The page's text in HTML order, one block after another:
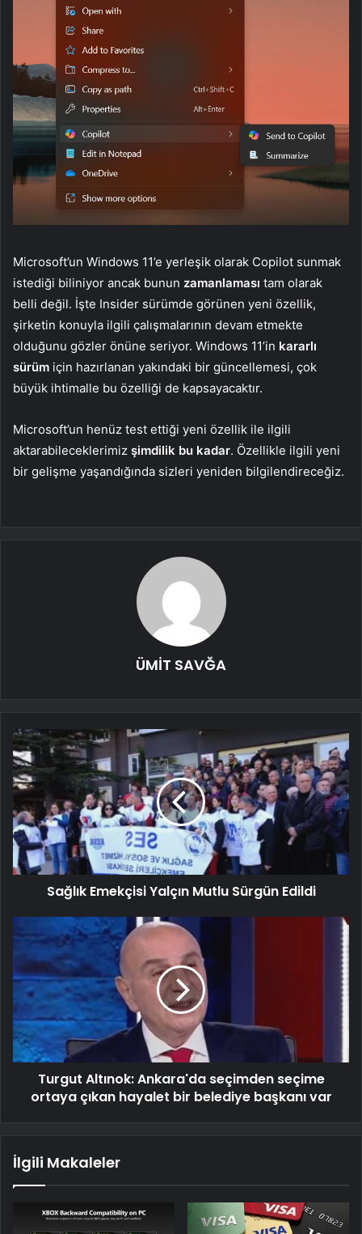
Microsoft’un Windows 11’e yerleşik olarak Copilot sunmak
istediği biliniyor ancak bunun zamanlaması tam olarak
belli değil. İşte Insider sürümde görünen yeni özellik,
şirketin konuyla ilgili çalışmalarının devam etmekte
olduğunu gözler önüne seriyor. Windows 11’in kararlı
sürüm için hazırlanan yakındaki bir güncellemesi, çok
büyük ihtimalle bu özelliği de kapsayacaktır.
Microsoft’un henüz test ettiği yeni özellik ile ilgili
aktarabileceklerimiz şimdilik bu kadar. Özellikle ilgili yeni
bir gelişme yaşandığında sizleri yeniden bilgilendireceğiz.
ÜMİT SAVĞA
Sağlık Emekçisi Yalçın Mutlu Sürgün Edildi
Turgut Altınok: Ankara'da seçimden seçime
ortaya çıkan hayalet bir belediye başkanı var
İlgili Makaleler